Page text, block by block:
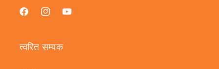
फेसबुक Instagram
यूट्यूब
त्वरित सम्पक